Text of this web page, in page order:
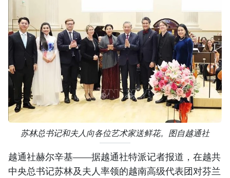
苏林总书记和夫人向各位艺术家送鲜花。图自越通社
越通社赫尔辛基——据越通社特派记者报道，在越共
中央总书记苏林及夫人率领的越南高级代表团对芬兰